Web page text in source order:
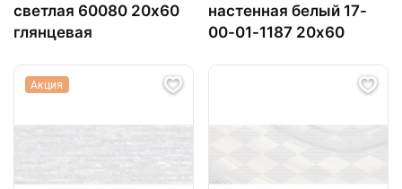
светлая 60080 20х60
глянцевая
настенная белый 17-
00-01-1187 20х60
Акция